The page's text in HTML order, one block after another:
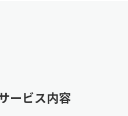
ービス内容